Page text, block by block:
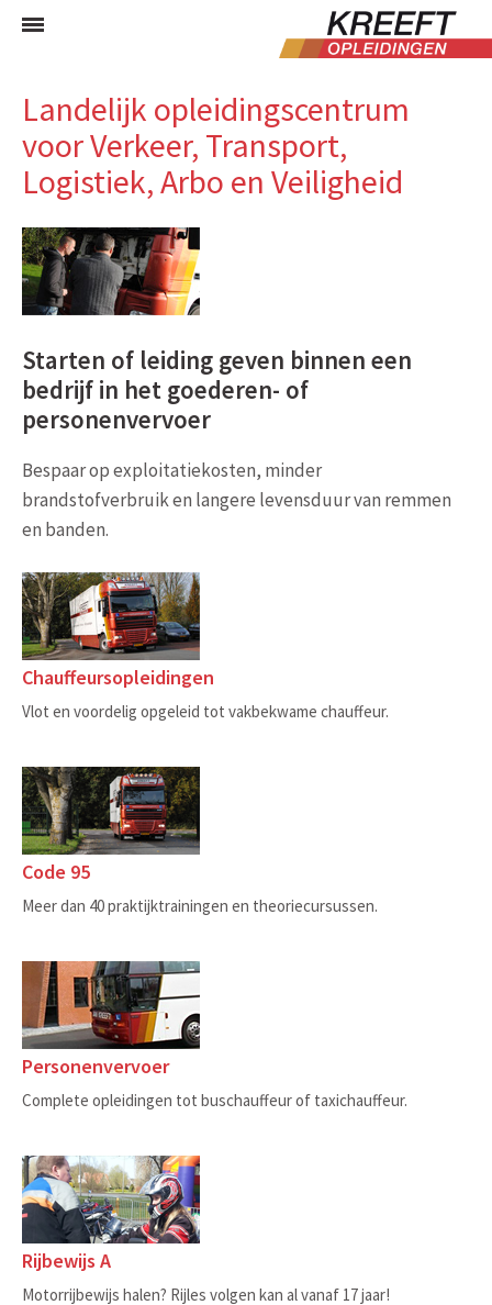
Landelijk opleidingscentrum
voor Verkeer, Transport,
Logistiek, Arbo en Veiligheid
Starten of leiding geven binnen een
bedrijf in het goederen- of
personenvervoer
Bespaar op exploitatiekosten, minder
brandstofverbruik en langere levensduur van remmen
en banden.
Chauffeursopleidingen
Vlot en voordelig opgeleid tot vakbekwame chauffeur.
Code 95
Meer dan 40 praktijktrainingen en theoriecursussen.
Personenvervoer
Complete opleidingen tot buschauffeur of taxichauffeur.
Rijbewijs A
Motorrijbewijs halen? Rijles volgen kan al vanaf 17 jaar!